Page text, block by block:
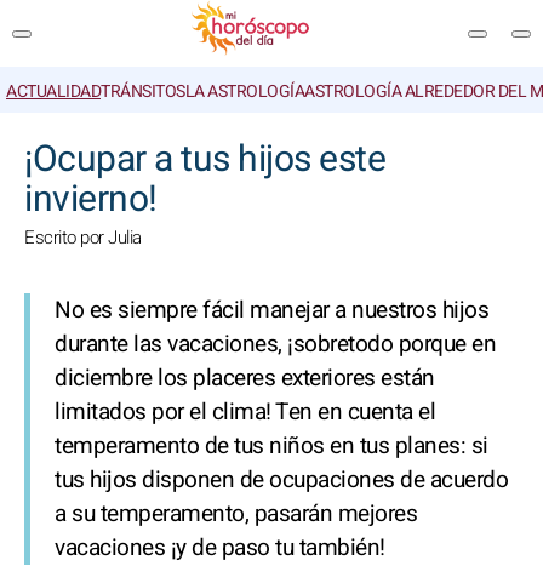
ACTUALIDADTRÁNSITOSLA ASTROLOGÍAASTROLOGÍA ALREDEDOR DEL
¡Ocupar a tus hijos este
invierno!
Escrito por Julia
No es siempre fácil manejar a nuestros hijos
durante las vacaciones, ¡sobretodo porque en
diciembre los placeres exteriores están
limitados por el clima! Ten en cuenta el
temperamento de tus niños en tus planes: si
tus hijos disponen de ocupaciones de acuerdo
a su temperamento, pasarán mejores
vacaciones ¡y de paso tu también!